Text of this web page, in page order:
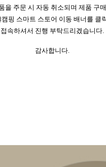
을 주문 시 자동 취소되며 제품 구
핑 스마트 스토어 이동 배너를 클
접속하셔서 진행 부탁드리겠습니다.
감사합니다.